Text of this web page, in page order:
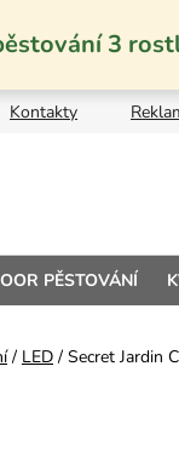
3
Kontakty
PĚSTOVÁNÍ
/ LED / Secret Jardin